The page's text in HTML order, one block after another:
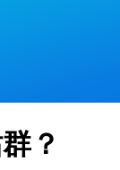
？